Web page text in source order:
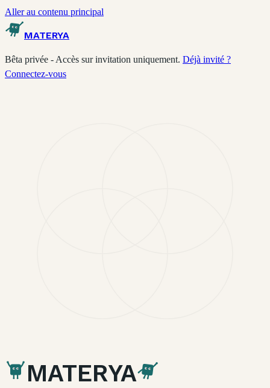
Aller au contenu principal
MATERYA
Bêta privée - Accès sur invitation uniquement. Déjà invité ?
Connectez-vous
MATERYA